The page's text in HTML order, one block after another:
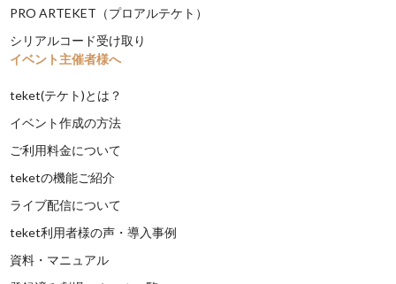
PRO ARTEKET（プロアルテケト）
シリアルコード受け取り
イベント主催者様へ
teket(テケト)とは？
イベント作成の方法
ご利用料金について
teketの機能ご紹介
ライブ配信について
teket利用者様の声・導入事例
資料・マニュアル